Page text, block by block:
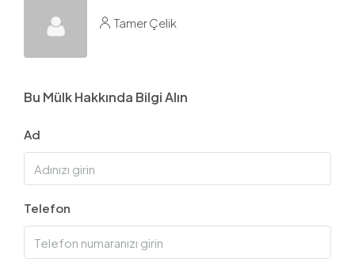
Tamer Çelik
Bu Mülk Hakkında Bilgi Alın
Ad
Telefon